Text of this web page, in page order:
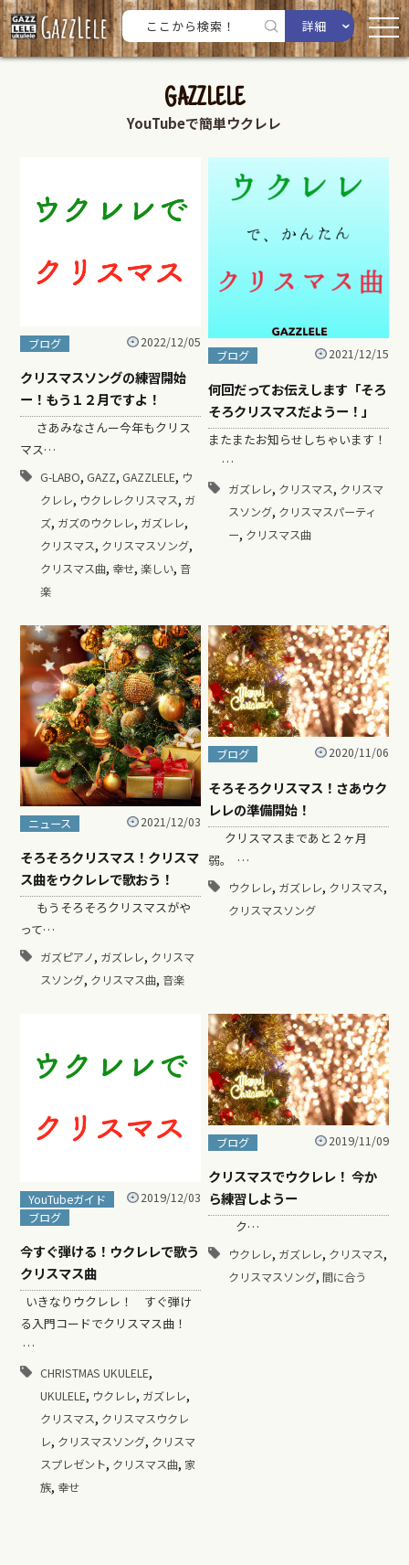
詳細
GAZZLELE
YouTubeで簡単ウクレレ
ブログ 2022/12/05
クリスマスソングの練習開始
ー！もう１２月ですよ！
さあみなさんー今年もクリス
マス…
G-LABO, GAZZ, GAZZLELE, ウ
クレレ, ウクレレクリスマス, ガ
ズ, ガズのウクレレ, ガズレレ,
クリスマス, クリスマスソング,
クリスマス曲, 幸せ, 楽しい, 音
楽
ブログ 2021/12/15
何回だってお伝えします「そろ
そろクリスマスだようー！」
またまたお知らせしちゃいます！
…
ガズレレ, クリスマス, クリスマ
スソング, クリスマスパーティ
ー, クリスマス曲
ニュース 2021/12/03
そろそろクリスマス！クリスマ
ス曲をウクレレで歌おう！
もうそろそろクリスマスがや
って…
ガズピアノ, ガズレレ, クリスマ
スソング, クリスマス曲, 音楽
ブログ 2020/11/06
そろそろクリスマス！さあウク
レレの準備開始！
クリスマスまであと２ヶ月
弱。 …
ウクレレ, ガズレレ, クリスマス,
クリスマスソング
YouTubeガイド
ブログ
2019/12/03
今すぐ弾ける！ウクレレで歌う
クリスマス曲
いきなりウクレレ！ すぐ弾け
る入門コードでクリスマス曲！
…
CHRISTMAS UKULELE,
UKULELE, ウクレレ, ガズレレ,
クリスマス, クリスマスウクレ
レ, クリスマスソング, クリスマ
スプレゼント, クリスマス曲, 家
族, 幸せ
ブログ 2019/11/09
クリスマスでウクレレ！ 今か
ら練習しようー
ク…
ウクレレ, ガズレレ, クリスマス,
クリスマスソング, 間に合う